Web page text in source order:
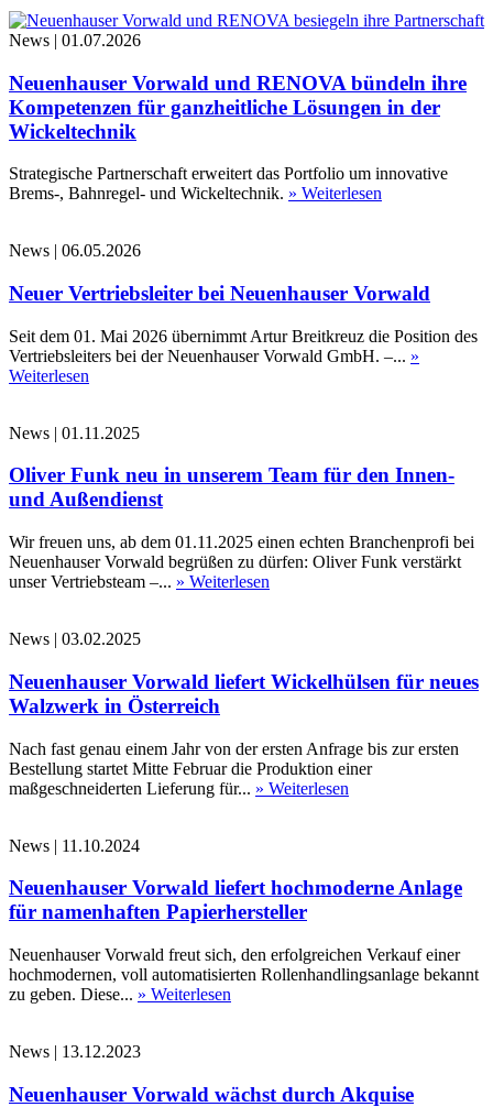
News | 01.07.2026
Neuenhauser Vorwald und RENOVA bündeln ihre
Kompetenzen für ganzheitliche Lösungen in der
Wickeltechnik
Strategische Partnerschaft erweitert das Portfolio um innovative
Brems-, Bahnregel- und Wickeltechnik. » Weiterlesen
News | 06.05.2026
Neuer Vertriebsleiter bei Neuenhauser Vorwald
Seit dem 01. Mai 2026 übernimmt Artur Breitkreuz die Position des
Vertriebsleiters bei der Neuenhauser Vorwald GmbH. –... »
Weiterlesen
News | 01.11.2025
Oliver Funk neu in unserem Team für den Innen-
und Außendienst
Wir freuen uns, ab dem 01.11.2025 einen echten Branchenprofi bei
Neuenhauser Vorwald begrüßen zu dürfen: Oliver Funk verstärkt
unser Vertriebsteam –... » Weiterlesen
News | 03.02.2025
Neuenhauser Vorwald liefert Wickelhülsen für neues
Walzwerk in Österreich
Nach fast genau einem Jahr von der ersten Anfrage bis zur ersten
Bestellung startet Mitte Februar die Produktion einer
maßgeschneiderten Lieferung für... » Weiterlesen
News | 11.10.2024
Neuenhauser Vorwald liefert hochmoderne Anlage
für namenhaften Papierhersteller
Neuenhauser Vorwald freut sich, den erfolgreichen Verkauf einer
hochmodernen, voll automatisierten Rollenhandlingsanlage bekannt
zu geben. Diese... » Weiterlesen
News | 13.12.2023
Neuenhauser Vorwald wächst durch Akquise